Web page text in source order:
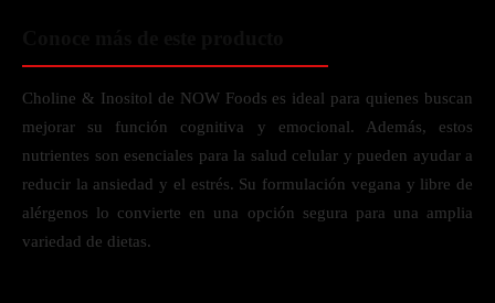
Choline & Inositol de NOW Foods es ideal para quienes buscan
mejorar su función cognitiva y emocional. Además, estos
nutrientes son esenciales para la salud celular y pueden ayudar a
reducir la ansiedad y el estrés. Su formulación vegana y libre de
alérgenos lo convierte en una opción segura para una amplia
variedad de dietas.